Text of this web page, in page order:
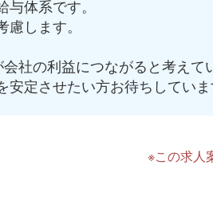
体系です。
します。
社の利益につながると考えて
定させたい方お待ちしていま
※この求人